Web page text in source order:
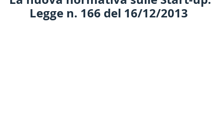
Legge n. 166 del 16/12/2013